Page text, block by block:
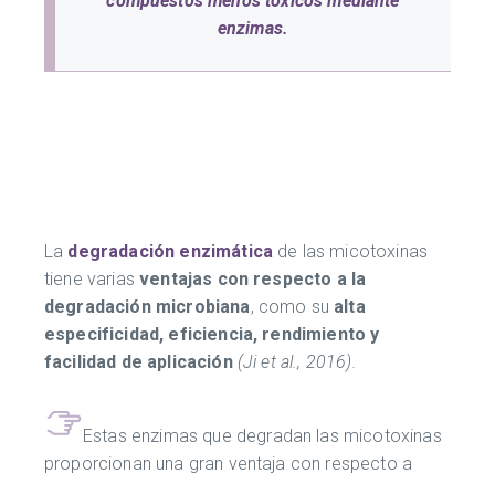
enzimas.
La degradación enzimática de las micotoxinas
tiene variasventajas con respecto a la
degradación microbiana, como su alta
especificidad, eficiencia, rendimiento y
facilidad de aplicación(Ji et al., 2016).
Estas enzimas que degradan las micotoxinas
proporcionan una gran ventaja con respecto a